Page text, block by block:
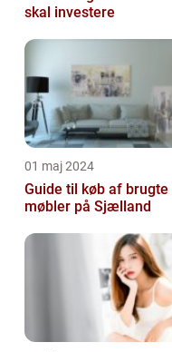
skal investere
01 maj 2024
Guide til køb af brugte
møbler på Sjælland